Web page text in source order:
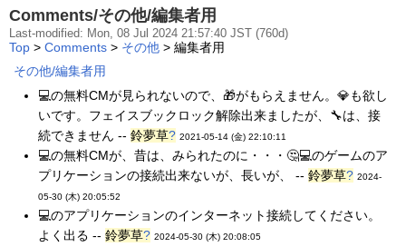
Comments/その他/編集者用
Last-modified: Mon, 08 Jul 2024 21:57:40 JST (760d)
Top > Comments > その他 > 編集者用
その他/編集者用
💻の無料CMが見られないので、🎁がもらえません。💎も欲し
いです。フェイスブックロック解除出来ましたが、🔧は、接
続できません -- 鈴夢草? 2021-05-14 (金) 22:10:11
💻の無料CMが、昔は、みられたのに・・・🤔💻のゲームのア
プリケーションの接続出来ないが、長いが、 -- 鈴夢草? 2024-
05-30 (木) 20:05:52
💻のアプリケーションのインターネット接続してください。
よく出る -- 鈴夢草? 2024-05-30 (木) 20:08:05